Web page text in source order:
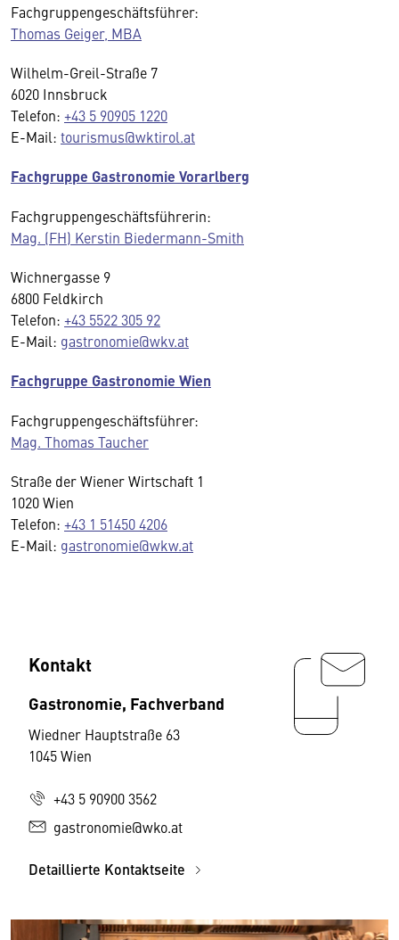
Fachgruppengeschäftsführer:
Thomas Geiger, MBA
Wilhelm-Greil-Straße 7
6020 Innsbruck
Telefon: +43 5 90905 1220
E-Mail: tourismus@wktirol.at
Fachgruppe Gastronomie Vorarlberg
Fachgruppengeschäftsführerin:
Mag. (FH) Kerstin Biedermann-Smith
Wichnergasse 9
6800 Feldkirch
Telefon: +43 5522 305 92
E-Mail: gastronomie@wkv.at
Fachgruppe Gastronomie Wien
Fachgruppengeschäftsführer:
Mag. Thomas Taucher
Straße der Wiener Wirtschaft 1
1020 Wien
Telefon: +43 1 51450 4206
E-Mail: gastronomie@wkw.at
Kontakt
Gastronomie, Fachverband
Wiedner Hauptstraße 63
1045 Wien
+43 5 90900 3562
gastronomie@wko.at
Detaillierte Kontaktseite